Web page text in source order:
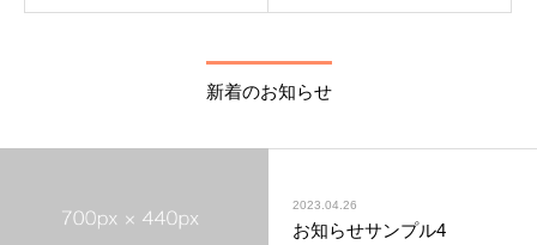
新着のお知らせ
2023.04.26
お知らせサンプル4